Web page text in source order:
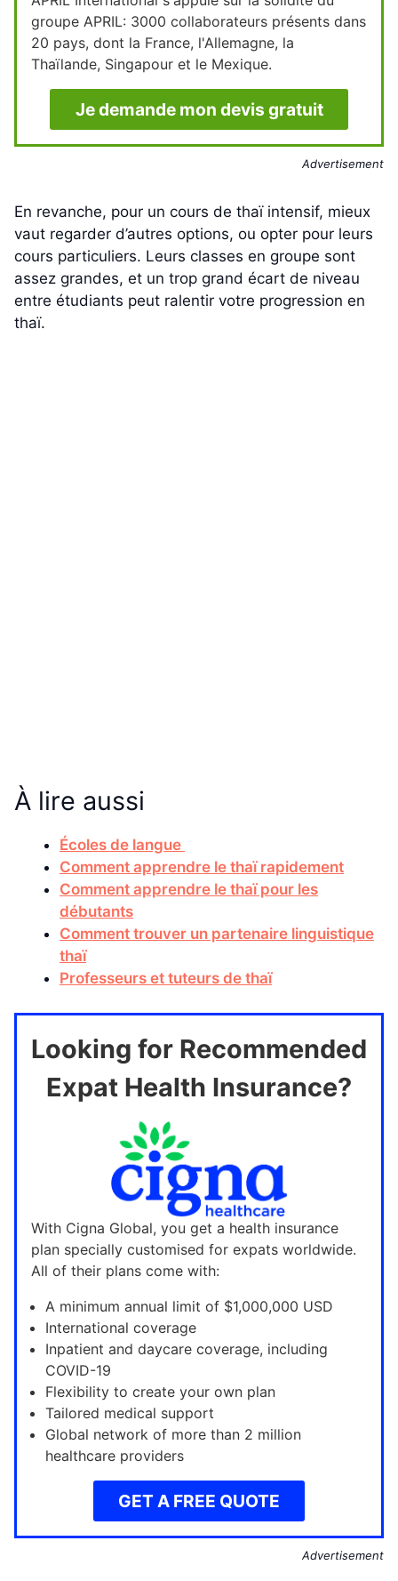
groupe APRIL: 3000 collaborateurs présents dans
20 pays, dont la France, l'Allemagne, la
Thaïlande, Singapour et le Mexique.
Je demande mon devis gratuit
Advertisement
En revanche, pour un cours de thaï intensif, mieux
vaut regarder d’autres options, ou opter pour leurs
cours particuliers. Leurs classes en groupe sont
assez grandes, et un trop grand écart de niveau
entre étudiants peut ralentir votre progression en
thaï.
À lire aussi
Écoles de langue
Comment apprendre le thaï rapidement
Comment apprendre le thaï pour les
débutants
Comment trouver un partenaire linguistique
thaï
Professeurs et tuteurs de thaï
Looking for Recommended
Expat Health Insurance?
With Cigna Global, you get a health insurance
plan specially customised for expats worldwide.
All of their plans come with:
A minimum annual limit of $1,000,000 USD
International coverage
Inpatient and daycare coverage, including
COVID-19
Flexibility to create your own plan
Tailored medical support
Global network of more than 2 million
healthcare providers
GET A FREE QUOTE
Advertisement